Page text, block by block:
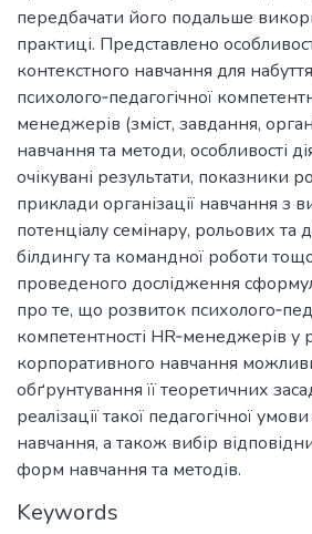
передбачати його подальше
практиці. Представлено
контекстного навчання для набуття
психолого‐педагогічної
менеджерів (зміст, завдання,
навчання та методи, особливості
очікувані результати, показники
приклади організації навчання з
потенціалу семінару, рольових та
білдингу та командної роботи
проведеного дослідження
про те, що розвиток
компетентності HR‐менеджерів у
корпоративного навчання
обґрунтування її теоретичних
реалізації такої педагогічної
навчання, а також вибір
форм навчання та методів.
Keywords